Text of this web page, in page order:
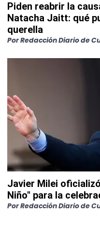
Piden reabrir la
Natacha Jaitt: qué
querella
PorRedacción Diario de
Javier Milei
Niño" para la
PorRedacción Diario de